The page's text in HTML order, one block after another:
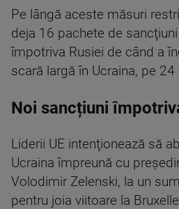
Pe lângă aceste măsuri
deja 16 pachete de
împotriva Rusiei de când a
scară largă în Ucraina, pe
Noi sancțiuni
Liderii UE intenţionează să
Ucraina împreună cu
Volodimir Zelenski, la un
pentru joia viitoare la